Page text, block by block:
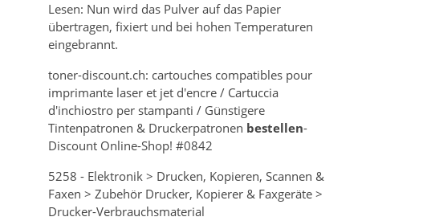
Lesen: Nun wird das Pulver auf das Papier
übertragen, fixiert und bei hohen Temperaturen
eingebrannt.
toner-discount.ch: cartouches compatibles pour
imprimante laser et jet d'encre / Cartuccia
d'inchiostro per stampanti / Günstigere
Tintenpatronen & Druckerpatronen bestellen-
Discount Online-Shop! #0842
5258 - Elektronik > Drucken, Kopieren, Scannen &
Faxen > Zubehör Drucker, Kopierer & Faxgeräte >
Drucker-Verbrauchsmaterial